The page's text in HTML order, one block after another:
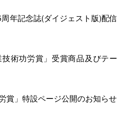
年記念誌(ダイジェスト版)配信
技術功労賞」受賞商品及びテー
賞」特設ページ公開のお知らせ